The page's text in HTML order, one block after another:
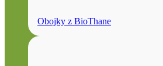
Obojky z BioThane